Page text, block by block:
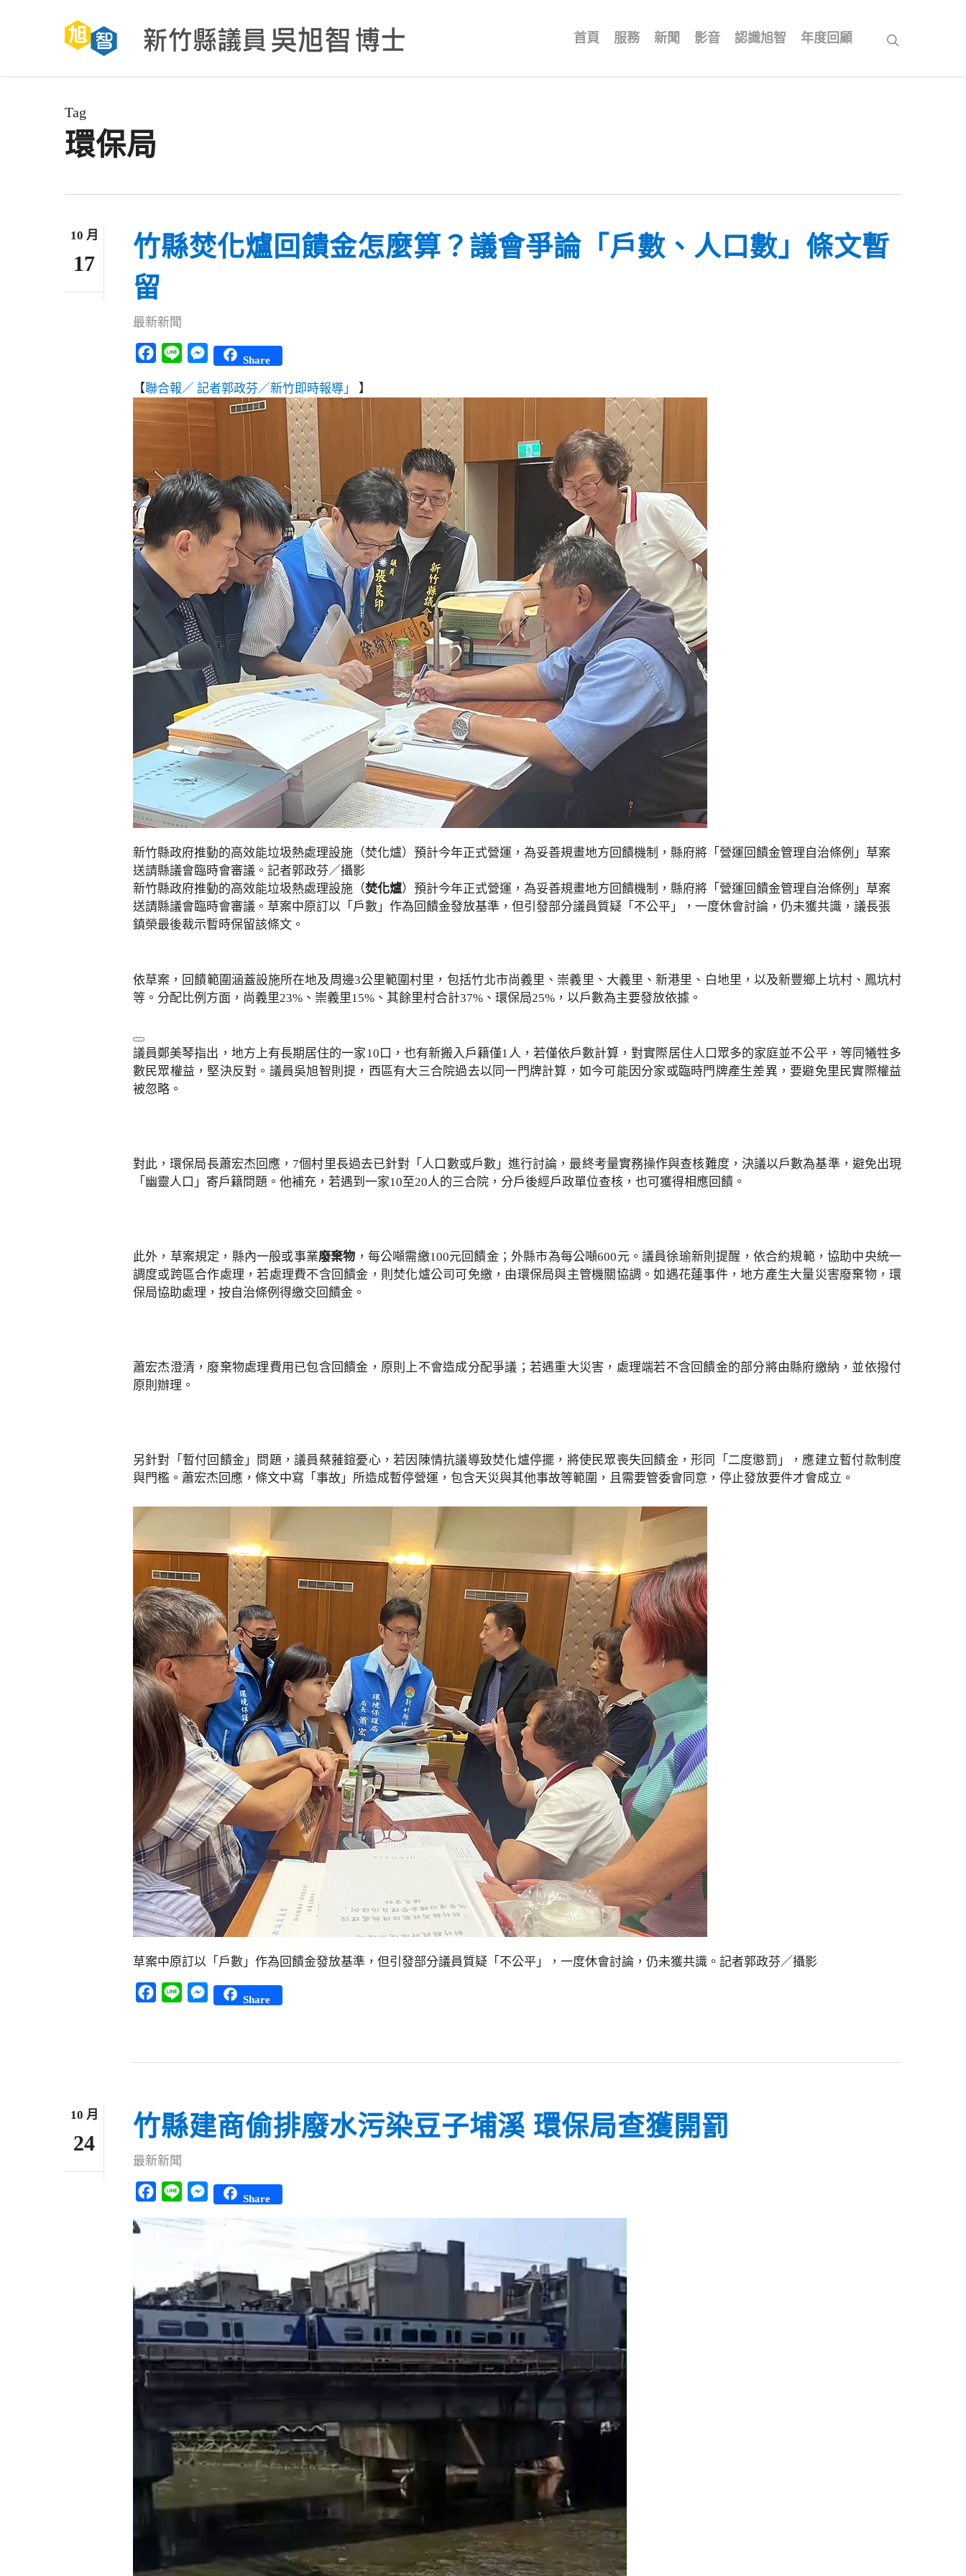
首頁 服務 新聞 影音 認識旭智 年度回顧
Tag
環保局
10 月
17
竹縣焚化爐回饋金怎麼算？議會爭論「戶數、人口數」條文暫
留
最新新聞
Facebook
Line Messenger
Share
【聯合報／ 記者郭政芬／新竹即時報導」 】
新竹縣政府推動的高效能垃圾熱處理設施（焚化爐）預計今年正式營運，為妥善規畫地方回饋機制，縣府將「營運回饋金管理自治條例」草案
送請縣議會臨時會審議。記者郭政芬／攝影
新竹縣政府推動的高效能垃圾熱處理設施（焚化爐）預計今年正式營運，為妥善規畫地方回饋機制，縣府將「營運回饋金管理自治條例」草案
送請縣議會臨時會審議。草案中原訂以「戶數」作為回饋金發放基準，但引發部分議員質疑「不公平」，一度休會討論，仍未獲共識，議長張
鎮榮最後裁示暫時保留該條文。
依草案，回饋範圍涵蓋設施所在地及周邊3公里範圍村里，包括竹北市尚義里、崇義里、大義里、新港里、白地里，以及新豐鄉上坑村、鳳坑村
等。分配比例方面，尚義里23%、崇義里15%、其餘里村合計37%、環保局25%，以戶數為主要發放依據。
議員鄭美琴指出，地方上有長期居住的一家10口，也有新搬入戶籍僅1人，若僅依戶數計算，對實際居住人口眾多的家庭並不公平，等同犧牲多
數民眾權益，堅決反對。議員吳旭智則提，西區有大三合院過去以同一門牌計算，如今可能因分家或臨時門牌產生差異，要避免里民實際權益
被忽略。
對此，環保局長蕭宏杰回應，7個村里長過去已針對「人口數或戶數」進行討論，最終考量實務操作與查核難度，決議以戶數為基準，避免出現
「幽靈人口」寄戶籍問題。他補充，若遇到一家10至20人的三合院，分戶後經戶政單位查核，也可獲得相應回饋。
此外，草案規定，縣內一般或事業廢棄物 ，每公噸需繳100元回饋金；外縣市為每公噸600元。議員徐瑜新則提醒，依合約規範，協助中央統一
調度或跨區合作處理，若處理費不含回饋金，則焚化爐公司可免繳，由環保局與主管機關協調。如遇花蓮事件，地方產生大量災害廢棄物，環
保局協助處理，按自治條例得繳交回饋金。
蕭宏杰澄清，廢棄物處理費用已包含回饋金，原則上不會造成分配爭議；若遇重大災害，處理端若不含回饋金的部分將由縣府繳納，並依撥付
原則辦理。
另針對「暫付回饋金」問題，議員蔡蕥鍹憂心，若因陳情抗議導致焚化爐停擺，將使民眾喪失回饋金，形同「二度懲罰」，應建立暫付款制度
與門檻。蕭宏杰回應，條文中寫「事故」所造成暫停營運，包含天災與其他事故等範圍，且需要管委會同意，停止發放要件才會成立。
草案中原訂以「戶數」作為回饋金發放基準，但引發部分議員質疑「不公平」，一度休會討論，仍未獲共識。記者郭政芬／攝影
Facebook
Line Messenger
Share
10 月
24
竹縣建商偷排廢水污染豆子埔溪 環保局查獲開罰
最新新聞
Facebook
Line Messenger
Share